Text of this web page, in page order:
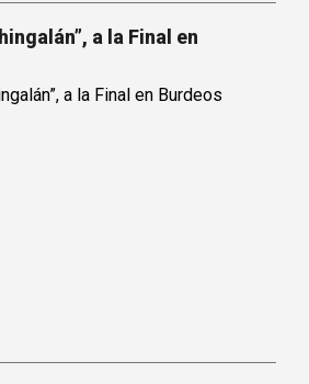
a la Final en